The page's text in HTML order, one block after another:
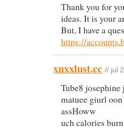
Thank you for
ideas. It is your
But, I have a
https://
xnxxlust.cc // jul
Tube8
matuee giurl
assHoww
uch calories